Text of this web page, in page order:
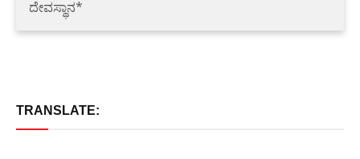
ದೇವಸ್ಥಾನ*
TRANSLATE: